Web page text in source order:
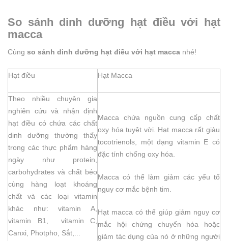
So sánh dinh dưỡng hạt điều với hạt
macca
Cùng so sánh dinh dưỡng hạt điều với hạt macca nhé!
Hạt điều Hạt Macca
Theo nhiều chuyên gia
nghiên cứu và nhận định
hạt điều có chứa các chất
dinh dưỡng thường thấy
trong các thực phẩm hàng
ngày như protein,
carbohydrates và chất béo
cùng hàng loạt khoáng
chất và các loại vitamin
khác như: vitamin A,
vitamin B1, vitamin C,
Canxi, Photpho, Sắt,...
Macca chứa nguồn cung cấp chất
oxy hóa tuyệt vời. Hạt macca rất giàu
tocotrienols, một dạng vitamin E có
đặc tính chống oxy hóa.
Macca có thể làm giảm các yếu tố
nguy cơ mắc bệnh tim.
Hạt macca có thể giúp giảm nguy cơ
mắc hội chứng chuyển hóa hoặc
giảm tác dụng của nó ở những người